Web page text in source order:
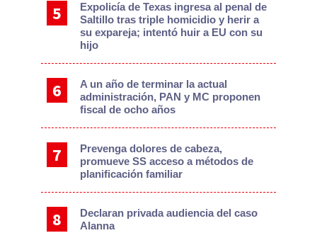
Expolicía de Texas ingresa al penal de
Saltillo tras triple homicidio y herir a
su expareja; intentó huir a EU con su
hijo
A un año de terminar la actual
administración, PAN y MC proponen
fiscal de ocho años
Prevenga dolores de cabeza,
promueve SS acceso a métodos de
planificación familiar
Declaran privada audiencia del caso
Alanna